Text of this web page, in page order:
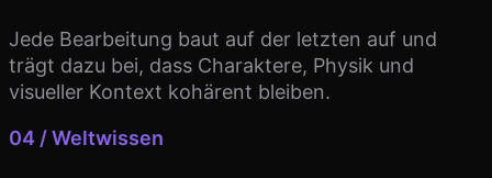
Jede Bearbeitung baut auf der letzten auf und
trägt dazu bei, dass Charaktere, Physik und
visueller Kontext kohärent bleiben.
04 / Weltwissen